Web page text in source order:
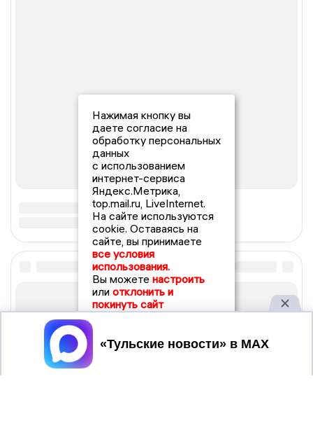
Нажимая кнопку вы
даете согласие на
обработку персональных
данных
с использованием
интернет-сервиса
Яндекс.Метрика,
top.mail.ru, LiveInternet.
На сайте используются
cookie. Оставаясь на
сайте, вы принимаете
все условия
использования.
Вы можете настроить
или отклонить и
покинуть сайт
Принять